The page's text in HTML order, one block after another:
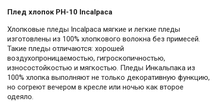
Плед хлопок PH-10 Incalpaca
Хлопковые пледы Incalpaca мягкие и легкие пледы
изготовлены из 100% хлопкового волокна без примесей.
Такие пледы отличаются: хорошей
воздухопроницаемостью, гигроскопичностью,
износостойкостью и мягкостью. Пледы Инкальпака из
100% хлопка выполняют не только декоративную функцию,
но согреют вечером в кресле или ночью как второе
одеяло.